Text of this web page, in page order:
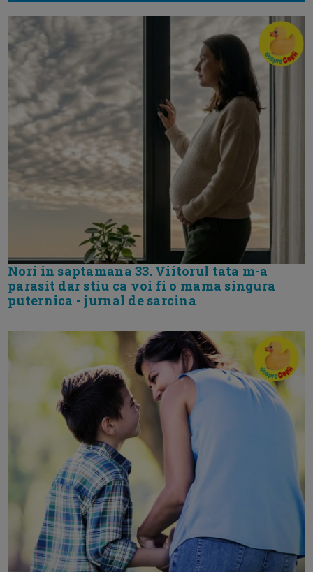
Nori in saptamana 33. Viitorul tata m-a
parasit dar stiu ca voi fi o mama singura
puternica - jurnal de sarcina